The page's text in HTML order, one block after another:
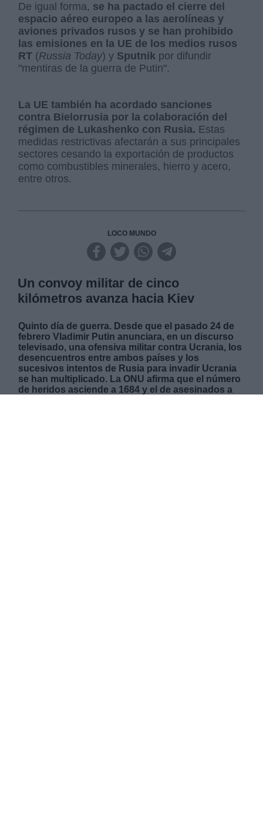
De igual forma, se ha pactado el cierre del
espacio aéreo europeo a las aerolíneas y
aviones privados rusos y se han prohibido
las emisiones en la UE de los medios rusos
RT (Russia Today) y Sputnik por difundir
"mentiras de la guerra de Putin".
La UE también ha acordado sanciones
contra Bielorrusia por la colaboración del
régimen de Lukashenko con Rusia. Estas
medidas restrictivas afectarán a sus principales
sectores cesando la exportación de productos
como combustibles minerales, hierro y acero,
entre otros.
LOCO MUNDO
Un convoy militar de cinco
kilómetros avanza hacia Kiev
Quinto día de guerra. Desde que el pasado 24 de
febrero Vladimir Putin anunciara, en un discurso
televisado, una ofensiva militar contra Ucrania, los
desencuentros entre ambos países y los
sucesivos intentos de Rusia para invadir Ucrania
se han multiplicado. La ONU afirma que el número
de heridos asciende a 1684 y el de asesinados a